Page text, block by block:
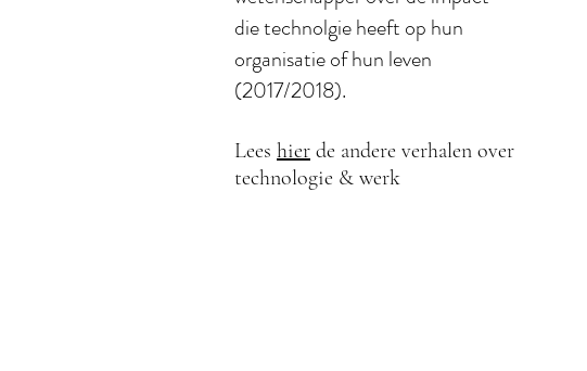
die technolgie heeft op hun
organisatie of hun leven
(2017/2018).
Lees hier de andere verhalen over
technologie & werk